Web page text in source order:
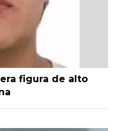
figura de alto